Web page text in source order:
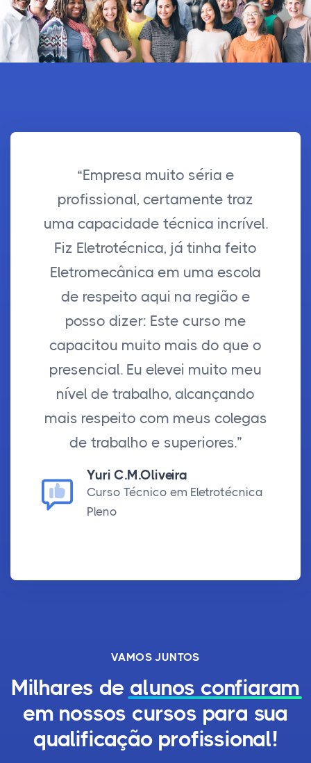
“Empresa muito séria e
profissional, certamente traz
uma capacidade técnica incrível.
Fiz Eletrotécnica, já tinha feito
Eletromecânica em uma escola
de respeito aqui na região e
posso dizer: Este curso me
capacitou muito mais do que o
presencial. Eu elevei muito meu
nível de trabalho, alcançando
mais respeito com meus colegas
de trabalho e superiores.”
Yuri C.M.Oliveira
Curso Técnico em Eletrotécnica
Pleno
VAMOS JUNTOS
Milhares de alunos confiaram
em nossos cursos para sua
qualificação profissional!